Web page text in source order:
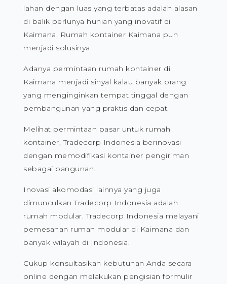
lahan dengan luas yang terbatas adalah alasan
di balik perlunya hunian yang inovatif di
Kaimana. Rumah kontainer Kaimana pun
menjadi solusinya.
Adanya permintaan rumah kontainer di
Kaimana menjadi sinyal kalau banyak orang
yang menginginkan tempat tinggal dengan
pembangunan yang praktis dan cepat.
Melihat permintaan pasar untuk rumah
kontainer, Tradecorp Indonesia berinovasi
dengan memodifikasi kontainer pengiriman
sebagai bangunan.
Inovasi akomodasi lainnya yang juga
dimunculkan Tradecorp Indonesia adalah
rumah modular. Tradecorp Indonesia melayani
pemesanan rumah modular di Kaimana dan
banyak wilayah di Indonesia.
Cukup konsultasikan kebutuhan Anda secara
online dengan melakukan pengisian formulir